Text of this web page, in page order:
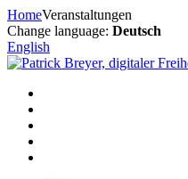
Zum
Inhalt
springen
HomeVeranstaltungen
Change language: Deutsch
English